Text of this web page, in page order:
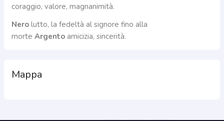
coraggio, valore, magnanimità.
Nero lutto, la fedeltà al signore fino alla
morte Argento amicizia, sincerità.
Mappa